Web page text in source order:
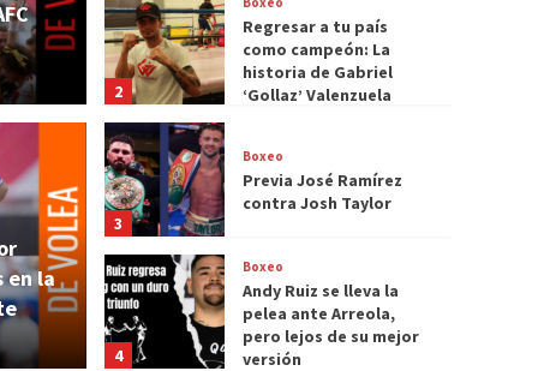
como campeón: La
‘Gollaz’
en la
2
Regresar a tu país
como campeón: La
historia de Gabriel
‘Gollaz’ Valenzuela
3
Boxeo
Previa José Ramírez
contra Josh Taylor
4
Boxeo
Andy Ruiz se lleva la
pelea ante Arreola,
pero lejos de su mejor
versión